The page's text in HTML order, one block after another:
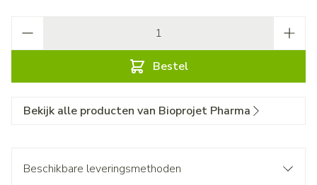
Bestel
Bekijk alle producten van Bioprojet Pharma
Beschikbare leveringsmethoden